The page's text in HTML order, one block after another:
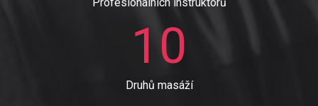
10
Druhů masáží